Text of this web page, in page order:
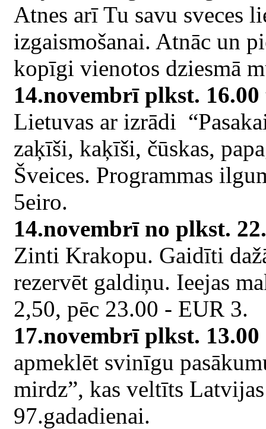
Atnes arī Tu savu sveces
izgaismošanai. Atnāc un
kopīgi vienotos dziesmā
14.novembrī plkst. 16.00
Lietuvas ar izrādi
zaķīši, kaķīši, čūskas,
Šveices. Programmas
5eiro.
14.novembrī no plkst.
Zinti Krakopu. Gaidīti
rezervēt galdiņu. Ieejas
2,50, pēc 23.00 - EUR 3.
17.novembrī plkst. 13.00
apmeklēt svinīgu
mirdz”, kas veltīts
97.gadadienai.